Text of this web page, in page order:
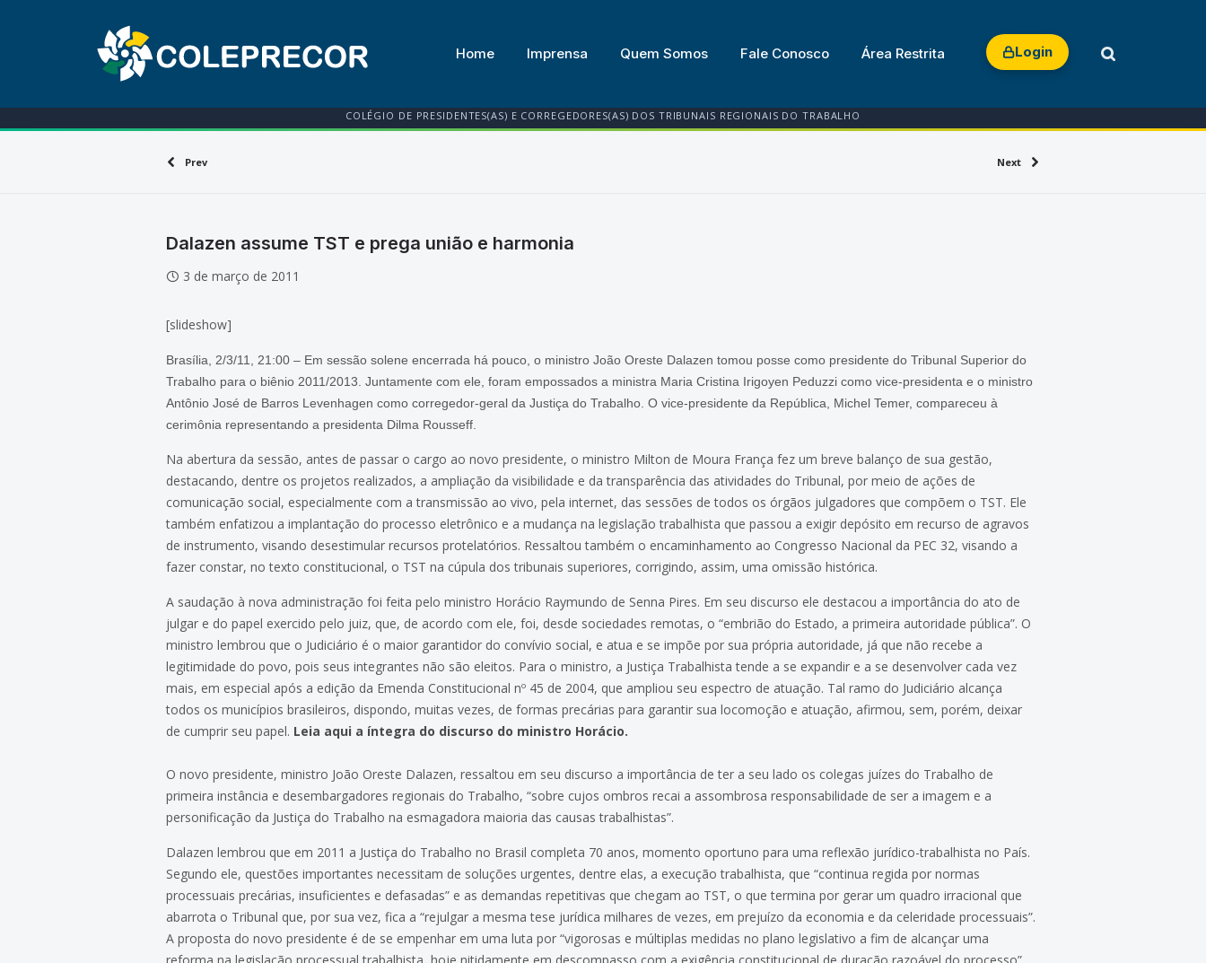
Home Imprensa Quem Somos Fale Conosco Área Restrita Login
COLÉGIO DE PRESIDENTES(AS) E CORREGEDORES(AS) DOS TRIBUNAIS REGIONAIS DO TRABALHO
Prev Next
Dalazen assume TST e prega união e harmonia
3 de março de 2011
[slideshow]
Brasília, 2/3/11, 21:00 – Em sessão solene encerrada há pouco, o ministro João Oreste Dalazen tomou posse como presidente do Tribunal Superior do
Trabalho para o biênio 2011/2013. Juntamente com ele, foram empossados a ministra Maria Cristina Irigoyen Peduzzi como vice-presidenta e o ministro
Antônio José de Barros Levenhagen como corregedor-geral da Justiça do Trabalho. O vice-presidente da República, Michel Temer, compareceu à
cerimônia representando a presidenta Dilma Rousseff.
Na abertura da sessão, antes de passar o cargo ao novo presidente, o ministro Milton de Moura França fez um breve balanço de sua gestão,
destacando, dentre os projetos realizados, a ampliação da visibilidade e da transparência das atividades do Tribunal, por meio de ações de
comunicação social, especialmente com a transmissão ao vivo, pela internet, das sessões de todos os órgãos julgadores que compõem o TST. Ele
também enfatizou a implantação do processo eletrônico e a mudança na legislação trabalhista que passou a exigir depósito em recurso de agravos
de instrumento, visando desestimular recursos protelatórios. Ressaltou também o encaminhamento ao Congresso Nacional da PEC 32, visando a
fazer constar, no texto constitucional, o TST na cúpula dos tribunais superiores, corrigindo, assim, uma omissão histórica.
A saudação à nova administração foi feita pelo ministro Horácio Raymundo de Senna Pires. Em seu discurso ele destacou a importância do ato de
julgar e do papel exercido pelo juiz, que, de acordo com ele, foi, desde sociedades remotas, o “embrião do Estado, a primeira autoridade pública”. O
ministro lembrou que o Judiciário é o maior garantidor do convívio social, e atua e se impõe por sua própria autoridade, já que não recebe a
legitimidade do povo, pois seus integrantes não são eleitos. Para o ministro, a Justiça Trabalhista tende a se expandir e a se desenvolver cada vez
mais, em especial após a edição da Emenda Constitucional nº 45 de 2004, que ampliou seu espectro de atuação. Tal ramo do Judiciário alcança
todos os municípios brasileiros, dispondo, muitas vezes, de formas precárias para garantir sua locomoção e atuação, afirmou, sem, porém, deixar
de cumprir seu papel. Leia aqui a íntegra do discurso do ministro Horácio.
O novo presidente, ministro João Oreste Dalazen, ressaltou em seu discurso a importância de ter a seu lado os colegas juízes do Trabalho de
primeira instância e desembargadores regionais do Trabalho, “sobre cujos ombros recai a assombrosa responsabilidade de ser a imagem e a
personificação da Justiça do Trabalho na esmagadora maioria das causas trabalhistas”.
Dalazen lembrou que em 2011 a Justiça do Trabalho no Brasil completa 70 anos, momento oportuno para uma reflexão jurídico-trabalhista no País.
Segundo ele, questões importantes necessitam de soluções urgentes, dentre elas, a execução trabalhista, que “continua regida por normas
processuais precárias, insuficientes e defasadas” e as demandas repetitivas que chegam ao TST, o que termina por gerar um quadro irracional que
abarrota o Tribunal que, por sua vez, fica a “rejulgar a mesma tese jurídica milhares de vezes, em prejuízo da economia e da celeridade processuais”.
A proposta do novo presidente é de se empenhar em uma luta por “vigorosas e múltiplas medidas no plano legislativo a fim de alcançar uma